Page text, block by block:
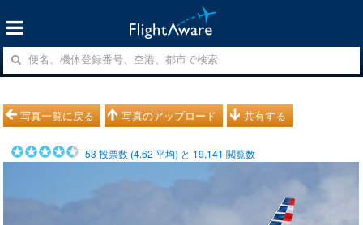
写真一覧に戻る 写真のアップロード 共有する
53 投票数 (4.62 平均) と 19,141 閲覧数